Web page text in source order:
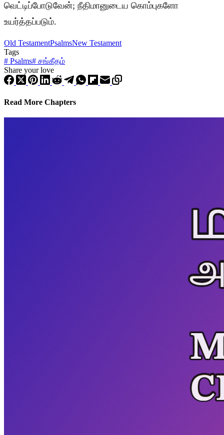
வெட்டிப்போடுவேன்; நீதிமானுடைய கொம்புகளோ
உயர்த்தப்படும்.
Old TestamentPsalmsNew Testament
Tags
# Psalms# சங்கீதம்
Share your love
Read More Chapters